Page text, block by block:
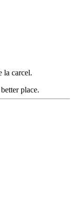
la carcel.
place.